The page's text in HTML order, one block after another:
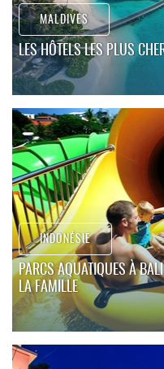
MALDIVES
LES HÔTELS LES PLUS
INDONÉSIE
PARCS AQUATIQUES À
LA FAMILLE